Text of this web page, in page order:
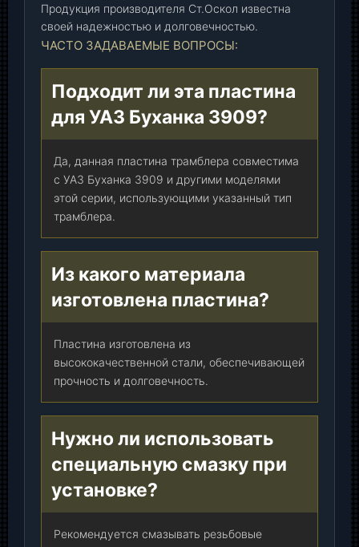
ш
т
.
Продукция производителя Ст.Оскол известна
своей надежностью и долговечностью.
ЧАСТО ЗАДАВАЕМЫЕ ВОПРОСЫ:
Подходит ли эта пластина
для УАЗ Буханка 3909?
Да, данная пластина трамблера совместима
с УАЗ Буханка 3909 и другими моделями
этой серии, использующими указанный тип
трамблера.
Из какого материала
изготовлена пластина?
Пластина изготовлена из
высококачественной стали, обеспечивающей
прочность и долговечность.
Нужно ли использовать
специальную смазку при
установке?
Рекомендуется смазывать резьбовые